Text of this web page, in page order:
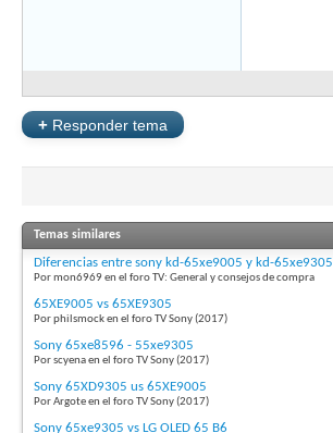
+ Responder tema
Temas similares
Diferencias entre sony kd-65xe9005 y kd-65xe9305
Por mon6969 en el foro TV: General y consejos de compra
65XE9005 vs 65XE9305
Por philsmock en el foro TV Sony (2017)
Sony 65xe8596 - 55xe9305
Por scyena en el foro TV Sony (2017)
Sony 65XD9305 us 65XE9005
Por Argote en el foro TV Sony (2017)
Sony 65xe9305 vs LG OLED 65 B6